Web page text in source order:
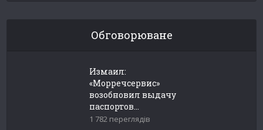
Обговорюване
Измаил:
«Морречсервис»
возобновил выдачу
паспортов...
1 782 переглядів